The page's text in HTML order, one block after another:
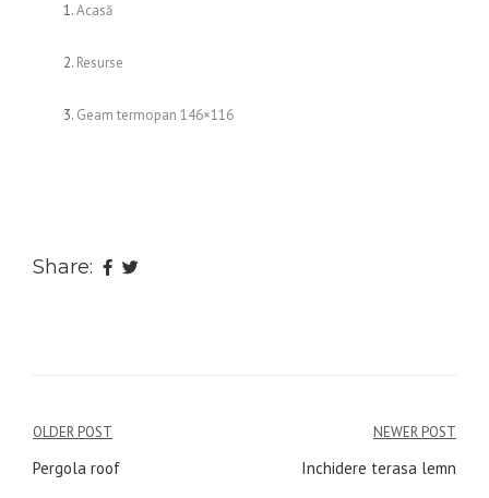
Acasă
Resurse
Geam termopan 146×116
Share:
Navigare
în
OLDER POST
Pergola roof
NEWER POST
Inchidere terasa lemn